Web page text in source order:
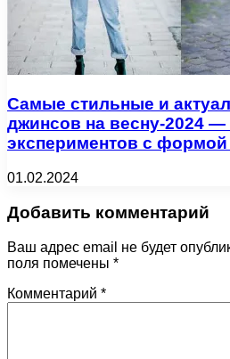
Самые стильные и
джинсов на весну-2024 —
экспериментов с
01.02.2024
Добавить комментарий
Ваш адрес email не будет
поля помечены *
Комментарий *